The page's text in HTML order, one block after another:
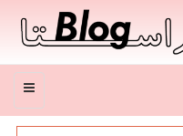
منو